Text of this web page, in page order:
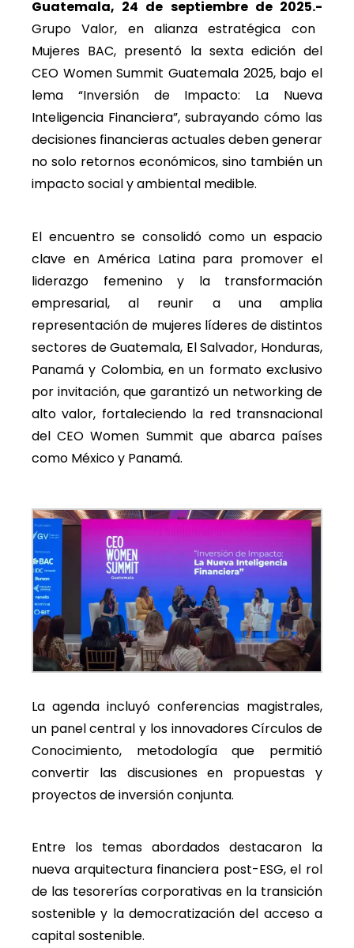
Guatemala, 24 de septiembre de 2025.-
Grupo Valor, en alianza estratégica con
Mujeres BAC, presentó la sexta edición del
CEO Women Summit Guatemala 2025, bajo el
lema “Inversión de Impacto: La Nueva
Inteligencia Financiera”, subrayando cómo las
decisiones financieras actuales deben generar
no solo retornos económicos, sino también un
impacto social y ambiental medible.
El encuentro se consolidó como un espacio
clave en América Latina para promover el
liderazgo femenino y la transformación
empresarial, al reunir a una amplia
representación de mujeres líderes de distintos
sectores de Guatemala, El Salvador, Honduras,
Panamá y Colombia, en un formato exclusivo
por invitación, que garantizó un networking de
alto valor, fortaleciendo la red transnacional
del CEO Women Summit que abarca países
como México y Panamá.
La agenda incluyó conferencias magistrales,
un panel central y los innovadores Círculos de
Conocimiento, metodología que permitió
convertir las discusiones en propuestas y
proyectos de inversión conjunta.
Entre los temas abordados destacaron la
nueva arquitectura financiera post-ESG, el rol
de las tesorerías corporativas en la transición
sostenible y la democratización del acceso a
capital sostenible.